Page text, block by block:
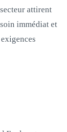
attirent
immédiat et